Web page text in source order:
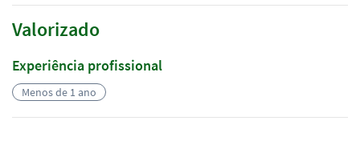
Valorizado
Experiência profissional
Menos de 1 ano